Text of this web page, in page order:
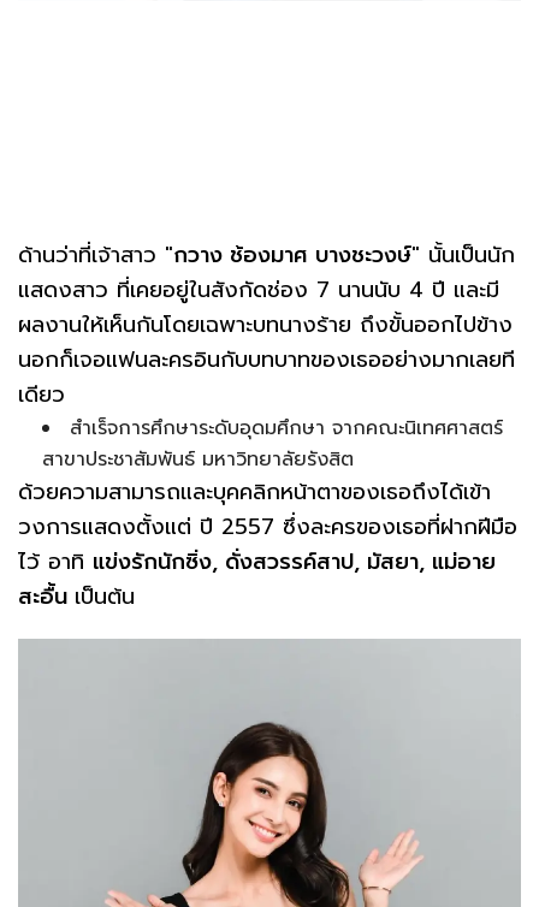
ด้านว่าที่เจ้าสาว "กวาง ช้องมาศ บางชะวงษ์" นั้นเป็นนัก
แสดงสาว ที่เคยอยู่ในสังกัดช่อง 7 นานนับ 4 ปี และมี
ผลงานให้เห็นกันโดยเฉพาะบทนางร้าย ถึงขั้นออกไปข้าง
นอกก็เจอแฟนละครอินกับบทบาทของเธออย่างมากเลยที
เดียว
สำเร็จการศึกษาระดับอุดมศึกษา จากคณะนิเทศศาสตร์
สาขาประชาสัมพันธ์ มหาวิทยาลัยรังสิต
ด้วยความสามารถและบุคคลิกหน้าตาของเธอถึงได้เข้า
วงการแสดงตั้งแต่ ปี 2557 ซึ่งละครของเธอที่ฝากฝีมือ
ไว้ อาทิ แข่งรักนักซิ่ง, ดั่งสวรรค์สาป, มัสยา, แม่อาย
สะอื้น เป็นต้น